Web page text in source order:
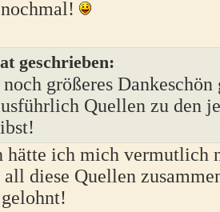
geschrieben:
größeres
Quellen zu den
hätte ich mich vermutlich
diese Quellen